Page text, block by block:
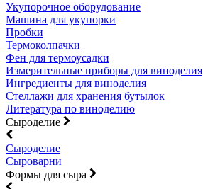
Укупорочное оборудование
Машина для укупорки
Пробки
Термоколпачки
Фен для термоусадки
Измерительные приборы для виноделия
Ингредиенты для виноделия
Стеллажи для хранения бутылок
Литература по виноделию
Сыроделие
Сыроделие
Сыроварни
Формы для сыра